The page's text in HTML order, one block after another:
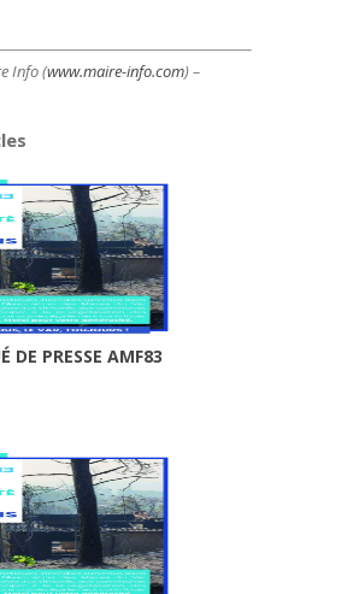
Info (www.maire-info.com) –
DE PRESSE AMF83